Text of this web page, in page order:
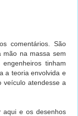
comentários. São
mão na massa sem
tinham
a teoria envolvida e
veículo atendesse a
aqui e os desenhos